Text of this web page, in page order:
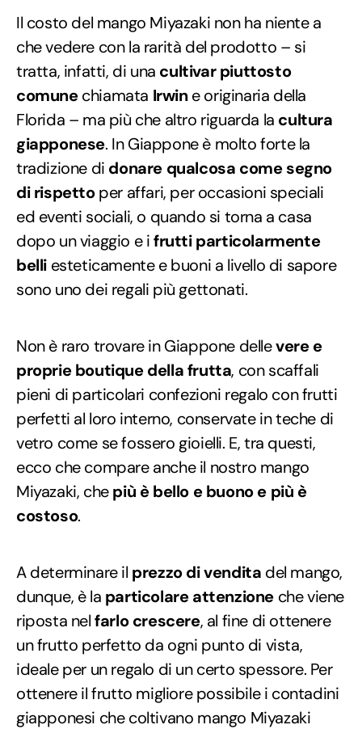
Il costo del mango Miyazaki non ha niente a
che vedere con la rarità del prodotto – si
tratta, infatti, di una cultivar piuttosto
comunechiamata Irwine originaria della
Florida – ma più che altro riguarda la cultura
giapponese. In Giappone è molto forte la
tradizione di donare qualcosa come segno
di rispettoper affari, per occasioni speciali
ed eventi sociali, o quando si torna a casa
dopo un viaggio e ifrutti particolarmente
belli esteticamente e buoni a livello di sapore
sono uno dei regali più gettonati.
Non è raro trovare in Giappone dellevere e
proprie boutique della frutta, con scaffali
pieni di particolari confezioni regalo con frutti
perfetti al loro interno, conservate in teche di
vetro come se fossero gioielli. E, tra questi,
ecco che compare anche il nostro mango
Miyazaki, chepiù è bello e buono e più è
costoso.
A determinare il prezzo di vendita del mango,
dunque, è la particolare attenzione che viene
riposta nelfarlo crescere, al fine di ottenere
un frutto perfetto da ogni punto di vista,
ideale per un regalo di un certo spessore. Per
ottenere il frutto migliore possibile i contadini
giapponesi che coltivano mango Miyazaki